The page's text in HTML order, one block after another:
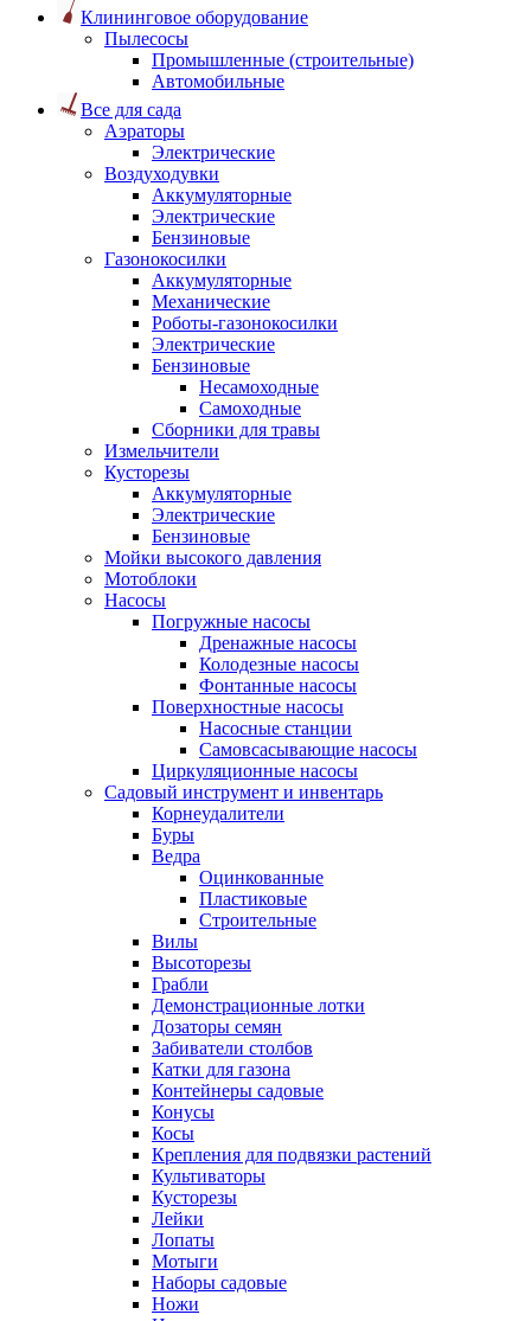
Клининговое оборудование
Пылесосы
Промышленные (строительные)
Автомобильные
Все для сада
Аэраторы
Электрические
Воздуходувки
Аккумуляторные
Электрические
Бензиновые
Газонокосилки
Аккумуляторные
Механические
Роботы-газонокосилки
Электрические
Бензиновые
Несамоходные
Самоходные
Сборники для травы
Измельчители
Кусторезы
Аккумуляторные
Электрические
Бензиновые
Мойки высокого давления
Мотоблоки
Насосы
Погружные насосы
Дренажные насосы
Колодезные насосы
Фонтанные насосы
Поверхностные насосы
Насосные станции
Самовсасывающие насосы
Циркуляционные насосы
Садовый инструмент и инвентарь
Корнеудалители
Буры
Ведра
Оцинкованные
Пластиковые
Строительные
Вилы
Высоторезы
Грабли
Демонстрационные лотки
Дозаторы семян
Забиватели столбов
Катки для газона
Контейнеры садовые
Конусы
Косы
Крепления для подвязки растений
Культиваторы
Кусторезы
Лейки
Лопаты
Мотыги
Наборы садовые
Ножи